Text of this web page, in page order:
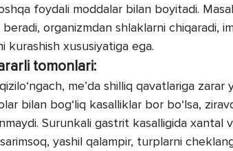
foydali moddalar bilan boyitadi.
organizmdan shlaklarni chiqaradi,
kurashish xususiyatiga ega.
tomonlari:
me’da shilliq qavatlariga
bilan bog‘liq kasalliklar bor bo‘lsa,
Surunkali gastrit kasalligida xantal
yashil qalampir, turplarni